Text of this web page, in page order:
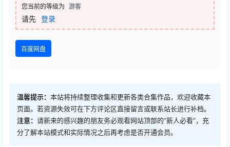
您当前的等级为 游客
请先 登录
百度网盘
温馨提示： 本站将持续整理收集和更新各类合集作品，欢迎收藏本
页面。若资源失效可在下方评论区直接留言或联系站长进行补档。
注意： 请新来的感兴趣的朋友务必观看网站顶部的“新人必看”，充
分了解本站模式和实际情况之后再考虑是否开通会员。